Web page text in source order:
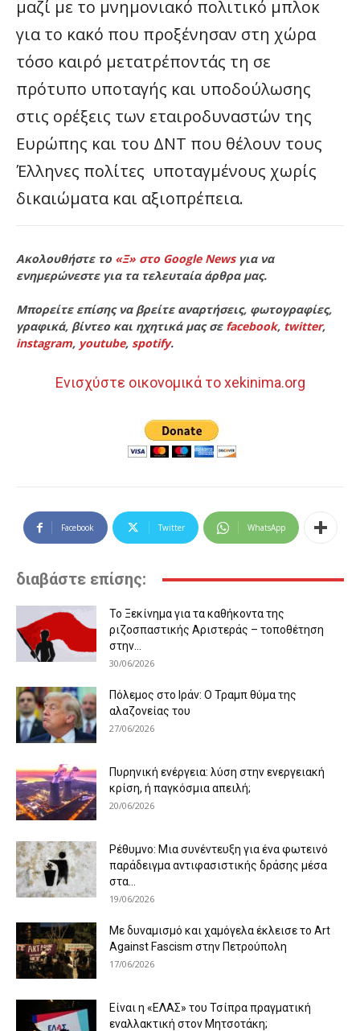
μαζί με το μνημονιακό πολιτικό μπλοκ
για το κακό που προξένησαν στη χώρα
τόσο καιρό μετατρέποντάς τη σε
πρότυπο υποταγής και υποδούλωσης
στις ορέξεις των εταιροδυναστών της
Ευρώπης και του ΔΝΤ που θέλουν τους
Έλληνες πολίτες υποταγμένους χωρίς
δικαιώματα και αξιοπρέπεια.
Ακολουθήστε το «Ξ» στο Google Newsγια να
ενημερώνεστε για τα τελευταία άρθρα μας.
Μπορείτε επίσης να βρείτε αναρτήσεις, φωτογραφίες,
γραφικά, βίντεο και ηχητικά μας σε facebook, twitter,
instagram, youtube, spotify.
Ενισχύστε οικονομικά το xekinima.org
Facebook Twitter WhatsApp
διαβάστε επίσης:
Το Ξεκίνημα για τα καθήκοντα της
ριζοσπαστικής Αριστεράς – τοποθέτηση
στην...
30/06/2026
Πόλεμος στο Ιράν: Ο Τραμπ θύμα της
αλαζονείας του
27/06/2026
Πυρηνική ενέργεια: λύση στην ενεργειακή
κρίση, ή παγκόσμια απειλή;
20/06/2026
Ρέθυμνο: Μια συνέντευξη για ένα φωτεινό
παράδειγμα αντιφασιστικής δράσης μέσα
στα...
19/06/2026
Με δυναμισμό και χαμόγελα έκλεισε το Art
Against Fascism στην Πετρούπολη
17/06/2026
Είναι η «ΕΛΑΣ» του Τσίπρα πραγματική
εναλλακτική στον Μητσοτάκη;